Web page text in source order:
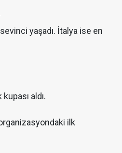
yaşadı. İtalya ise en
aldı.
ilk